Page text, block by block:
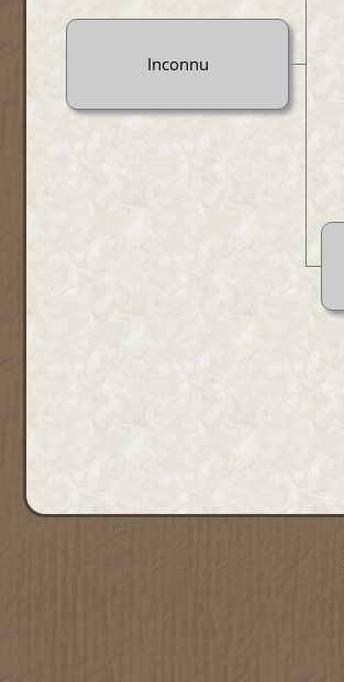
Inconnu